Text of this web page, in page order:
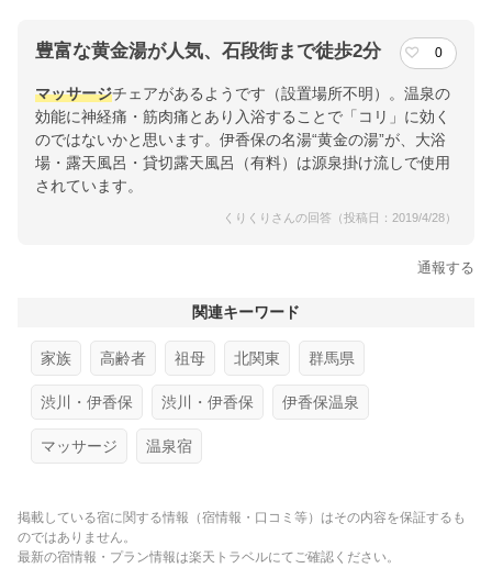
豊富な黄金湯が人気、石段街まで徒歩2分 0
マッサージチェアがあるようです（設置場所不明）。温泉の
効能に神経痛・筋肉痛とあり入浴することで「コリ」に効く
のではないかと思います。伊香保の名湯“黄金の湯”が、大浴
場・露天風呂・貸切露天風呂（有料）は源泉掛け流しで使用
されています。
くりくりさんの回答（投稿日：2019/4/28）
通報する
関連キーワード
家族 高齢者 祖母 北関東 群馬県
渋川・伊香保 渋川・伊香保 伊香保温泉
マッサージ 温泉宿
掲載している宿に関する情報（宿情報・口コミ等）はその内容を保証するも
のではありません。
最新の宿情報・プラン情報は楽天トラベルにてご確認ください。